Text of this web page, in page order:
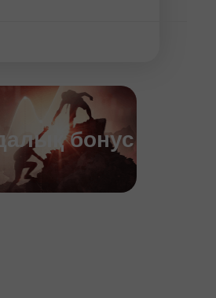
бонус